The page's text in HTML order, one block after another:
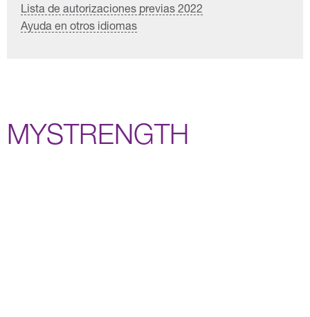
Lista de autorizaciones previas 2022
Ayuda en otros idiomas
MYSTRENGTH